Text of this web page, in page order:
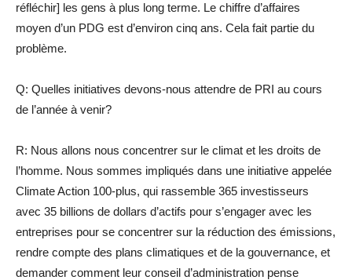
réfléchir] les gens à plus long terme. Le chiffre d’affaires
moyen d’un PDG est d’environ cinq ans. Cela fait partie du
problème.
Q: Quelles initiatives devons-nous attendre de PRI au cours
de l’année à venir?
R: Nous allons nous concentrer sur le climat et les droits de
l’homme. Nous sommes impliqués dans une initiative appelée
Climate Action 100-plus, qui rassemble 365 investisseurs
avec 35 billions de dollars d’actifs pour s’engager avec les
entreprises pour se concentrer sur la réduction des émissions,
rendre compte des plans climatiques et de la gouvernance, et
demander comment leur conseil d’administration pense